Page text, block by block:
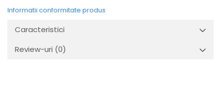
Informatii conformitate produs
Caracteristici
Review-uri (0)